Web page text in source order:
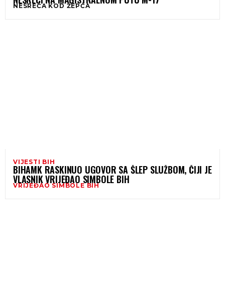
NESREĆA KOD ŽEPČA
VIJESTI BIH
BIHAMK RASKINUO UGOVOR SA ŠLEP SLUŽBOM, ČIJI JE
VLASNIK VRIJEĐAO SIMBOLE BIH
VRIJEĐAO SIMBOLE BIH